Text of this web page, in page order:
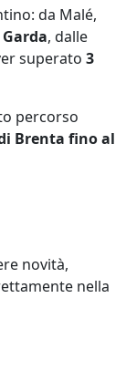
da Malé,
, dalle
superato 3
percorso
Brenta fino al
novità,
nella